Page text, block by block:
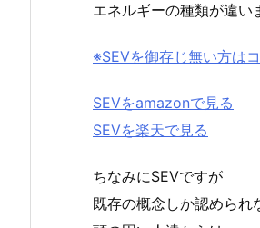
エネルギーの種類が違い
※SEVを御存じ無い方は
SEVをamazonで見る
SEVを楽天で見る
ちなみにSEVですが
既存の概念しか認められ